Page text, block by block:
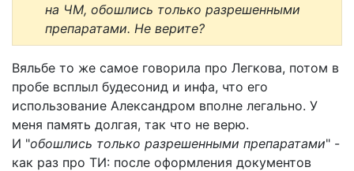
на ЧМ, обошлись только разрешенными
препаратами. Не верите?
Вяльбе то же самое говорила про Легкова, потом в
пробе всплыл будесонид и инфа, что его
использование Александром вполне легально. У
меня память долгая, так что не верю.
И "обошлись только разрешенными препаратами" -
как раз про ТИ: после оформления документов